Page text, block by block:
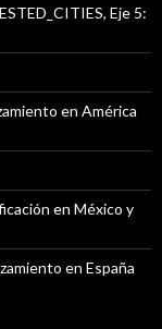
Eje 5:
en América
en México y
en España